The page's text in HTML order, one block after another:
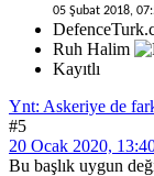
05 Şubat 2018,
Ruh Halim
Kayıtlı
Ynt: Askeriye de
#5
20 Ocak 2020,
Bu başlık uygun